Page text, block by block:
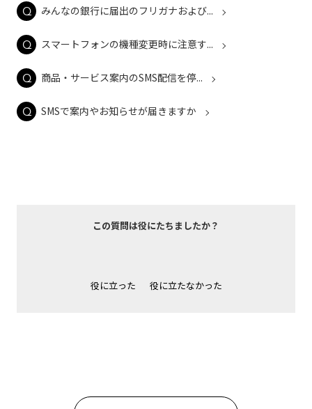
みんなの銀行に届出のフリガナおよび...
スマートフォンの機種変更時に注意す...
商品・サービス案内のSMS配信を停...
SMSで案内やお知らせが届きますか
この質問は役にたちましたか？
役に立った 役に立たなかった